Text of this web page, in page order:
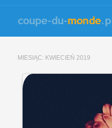
MIESIĄC: KWIECIEŃ 2019